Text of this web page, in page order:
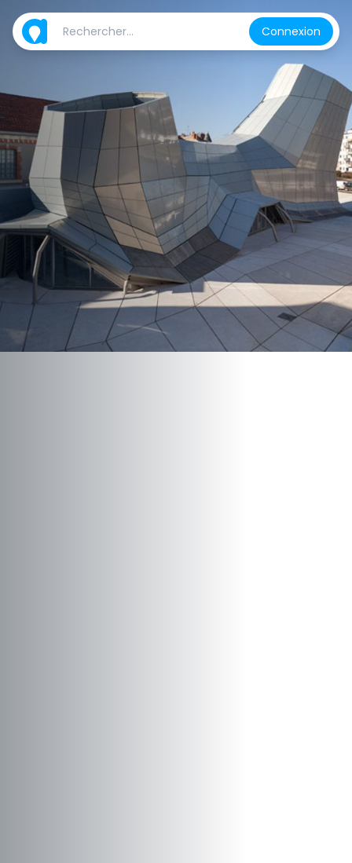
Connexion